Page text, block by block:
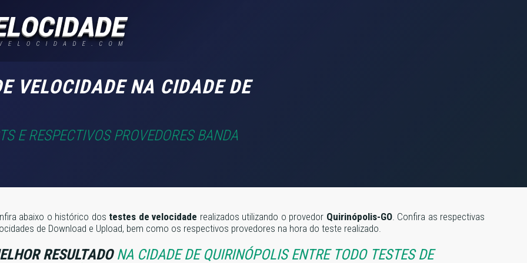
VELOCIDADE NA CIDADE DE
E RESPECTIVOS PROVEDORES BANDA
abaixo o histórico dos testes de velocidade realizados utilizando o provedor Quirinópolis-GO. Confira as respectivas
de Download e Upload, bem como os respectivos provedores na hora do teste realizado.
RESULTADONA CIDADE DE QUIRINÓPOLIS ENTRE TODO TESTES DE